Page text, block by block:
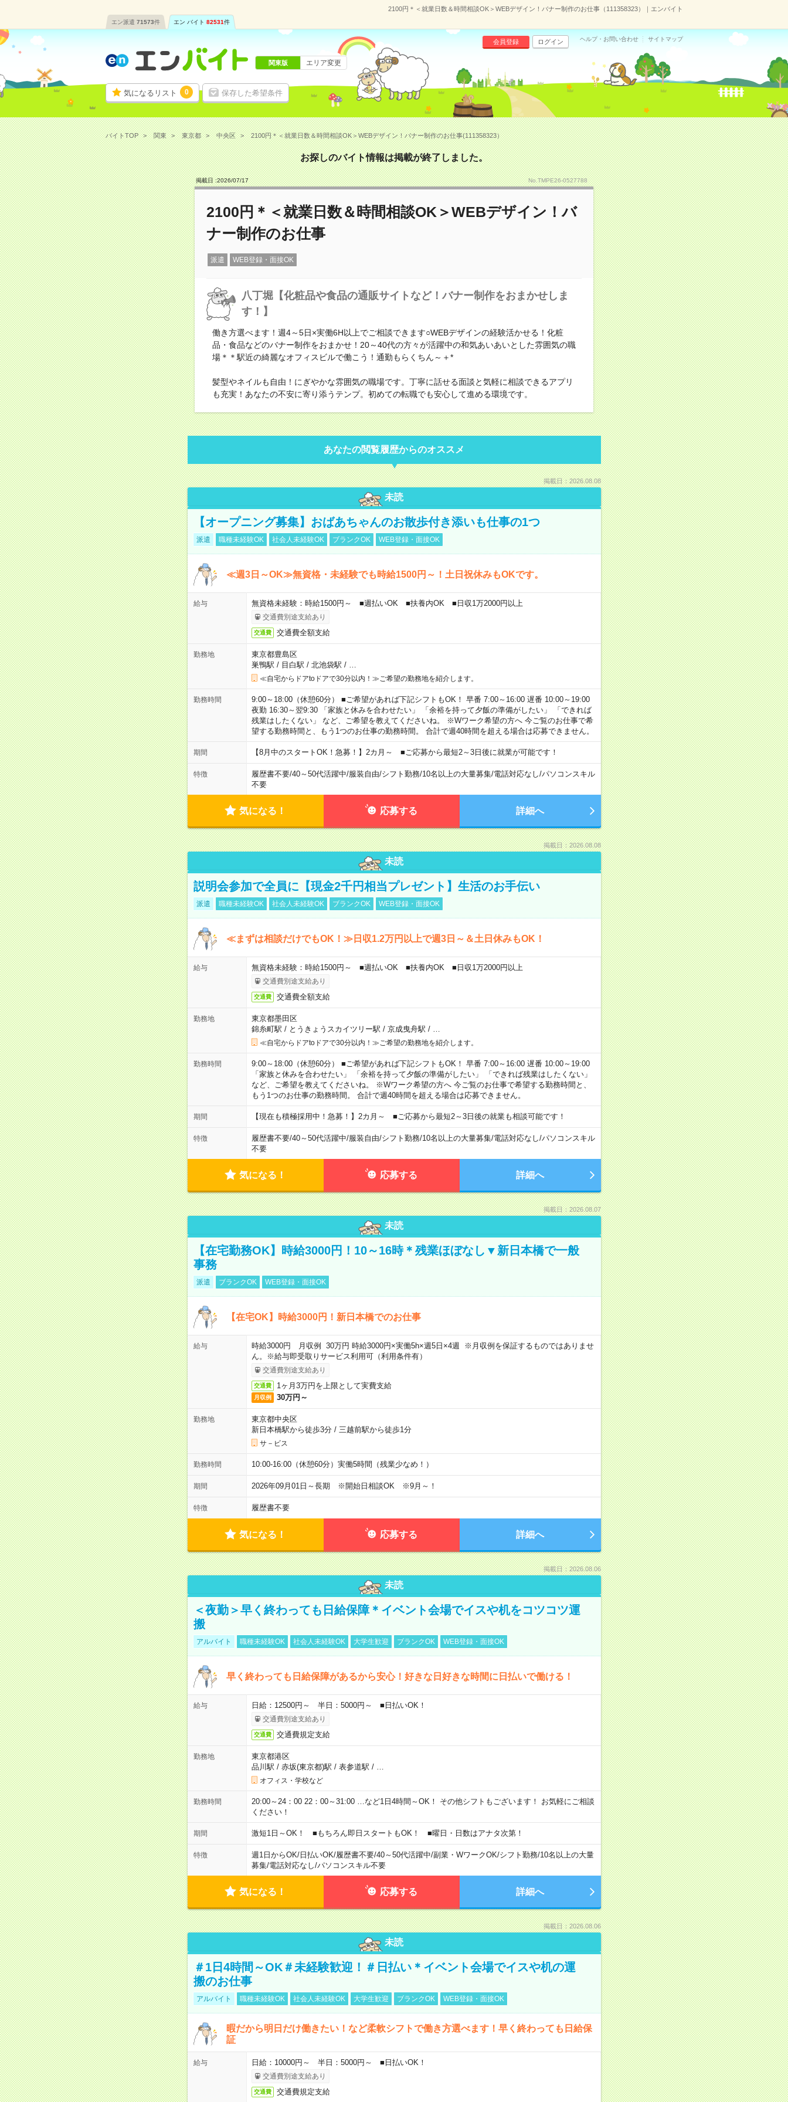
2100円＊＜就業日数＆時間相談OK＞WEBデザイン！バナー制作のお仕事（111358323）｜エンバイト
エン派遣 71573件 エン バイト 82531件
気になるリスト 0 保存した希望条件
会員登録 ログイン ヘルプ・お問い合わせ サイトマップ
関東版 エリア変更
バイトTOP 関東 東京都 中央区 2100円＊＜就業日数＆時間相談OK＞WEBデザイン！バナー制作のお仕事(111358323）
お探しのバイト情報は掲載が終了しました。
掲載日 :2026/07/17 No.TMPE26-0527788
2100円＊＜就業日数＆時間相談OK＞WEBデザイン！バ
ナー制作のお仕事
派遣 WEB登録・面接OK
八丁堀【化粧品や食品の通販サイトなど！バナー制作をおまかせしま
す！】
働き方選べます！週4～5日×実働6H以上でご相談できます○WEBデザインの経験活かせる！化粧
品・食品などのバナー制作をおまかせ！20～40代の方々が活躍中の和気あいあいとした雰囲気の職
場＊＊駅近の綺麗なオフィスビルで働こう！通勤もらくちん～＋*
髪型やネイルも自由！にぎやかな雰囲気の職場です。丁寧に話せる面談と気軽に相談できるアプリ
も充実！あなたの不安に寄り添うテンプ。初めての転職でも安心して進める環境です。
あなたの閲覧履歴からのオススメ
掲載日：2026.08.08
未読
【オープニング募集】おばあちゃんのお散歩付き添いも仕事の1つ
派遣 職種未経験OK 社会人未経験OK ブランクOK WEB登録・面接OK
≪週3日～OK≫無資格・未経験でも時給1500円～！土日祝休みもOKです。
給与 無資格未経験：時給1500円～ ■週払いOK ■扶養内OK ■日収1万2000円以上
交通費別途支給あり
交通費 交通費全額支給
勤務地
東京都豊島区
巣鴨駅 / 目白駅 / 北池袋駅 /
≪自宅からドアtoドアで30分以内！≫ご希望の勤務地を紹介します。
勤務時間
9:00～18:00（休憩60分） ■ご希望があれば下記シフトもOK！ 早番 7:00～16:00 遅番 10:00～19:00
夜勤 16:30～翌9:30 「家族と休みを合わせたい」 「余裕を持って夕飯の準備がしたい」 「できれば
残業はしたくない」 など、ご希望を教えてくださいね。 ※Wワーク希望の方へ 今ご覧のお仕事で希
望する勤務時間と、もう1つのお仕事の勤務時間。 合計で週40時間を超える場合は応募できません。
期間 【8月中のスタートOK！急募！】2カ月～ ■ご応募から最短2～3日後に就業が可能です！
特徴 履歴書不要/40～50代活躍中/服装自由/シフト勤務/10名以上の大量募集/電話対応なし/パソコンスキル
不要
気になる！ 応募する 詳細へ
掲載日：2026.08.08
未読
説明会参加で全員に【現金2千円相当プレゼント】生活のお手伝い
派遣 職種未経験OK 社会人未経験OK ブランクOK WEB登録・面接OK
≪まずは相談だけでもOK！≫日収1.2万円以上で週3日～＆土日休みもOK！
給与 無資格未経験：時給1500円～ ■週払いOK ■扶養内OK ■日収1万2000円以上
交通費別途支給あり
交通費 交通費全額支給
勤務地
東京都墨田区
錦糸町駅 / とうきょうスカイツリー駅 / 京成曳舟駅 /
≪自宅からドアtoドアで30分以内！≫ご希望の勤務地を紹介します。
勤務時間
9:00～18:00（休憩60分） ■ご希望があれば下記シフトもOK！ 早番 7:00～16:00 遅番 10:00～19:00
「家族と休みを合わせたい」 「余裕を持って夕飯の準備がしたい」 「できれば残業はしたくない」
など、ご希望を教えてくださいね。 ※Wワーク希望の方へ 今ご覧のお仕事で希望する勤務時間と、
もう1つのお仕事の勤務時間。 合計で週40時間を超える場合は応募できません。
期間 【現在も積極採用中！急募！】2カ月～ ■ご応募から最短2～3日後の就業も相談可能です！
特徴 履歴書不要/40～50代活躍中/服装自由/シフト勤務/10名以上の大量募集/電話対応なし/パソコンスキル
不要
気になる！ 応募する 詳細へ
掲載日：2026.08.07
未読
【在宅勤務OK】時給3000円！10～16時＊残業ほぼなし▼新日本橋で一般
事務
派遣 ブランクOK WEB登録・面接OK
【在宅OK】時給3000円！新日本橋でのお仕事
給与
時給3000円 月収例 30万円 時給3000円×実働5h×週5日×4週 ※月収例を保証するものではありませ
ん。※給与即受取りサービス利用可（利用条件有）
交通費別途支給あり
交通費 1ヶ月3万円を上限として実費支給
月収例 30万円～
勤務地
東京都中央区
新日本橋駅から徒歩3分/ 三越前駅から徒歩1分
サ－ビス
勤務時間 10:00-16:00（休憩60分）実働5時間（残業少なめ！）
期間 2026年09月01日～長期 ※開始日相談OK ※9月～！
特徴 履歴書不要
気になる！ 応募する 詳細へ
掲載日：2026.08.06
未読
＜夜勤＞早く終わっても日給保障＊イベント会場でイスや机をコツコツ運
搬
アルバイト 職種未経験OK 社会人未経験OK 大学生歓迎 ブランクOK WEB登録・面接OK
早く終わっても日給保障があるから安心！好きな日好きな時間に日払いで働ける！
給与 日給：12500円～ 半日：5000円～ ■日払いOK！
交通費別途支給あり
交通費 交通費規定支給
勤務地
東京都港区
品川駅 / 赤坂(東京都)駅 / 表参道駅 /
オフィス・学校など
勤務時間
20:00～24：00 22：00～31:00 …など1日4時間～OK！ その他シフトもございます！ お気軽にご相談
ください！
期間 激短1日～OK！ ■もちろん即日スタートもOK！ ■曜日・日数はアナタ次第！
特徴 週1日からOK/日払いOK/履歴書不要/40～50代活躍中/副業・WワークOK/シフト勤務/10名以上の大量
募集/電話対応なし/パソコンスキル不要
気になる！ 応募する 詳細へ
掲載日：2026.08.06
未読
＃1日4時間～OK＃未経験歓迎！＃日払い＊イベント会場でイスや机の運
搬のお仕事
アルバイト 職種未経験OK 社会人未経験OK 大学生歓迎 ブランクOK WEB登録・面接OK
暇だから明日だけ働きたい！など柔軟シフトで働き方選べます！早く終わっても日給保
証
給与 日給：10000円～ 半日：5000円～ ■日払いOK！
交通費別途支給あり
交通費 交通費規定支給